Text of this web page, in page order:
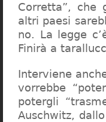
Corretta”, che
altri paesi
no. La legge
Finirà a
Interviene
vorrebbe
potergli
Auschwitz,